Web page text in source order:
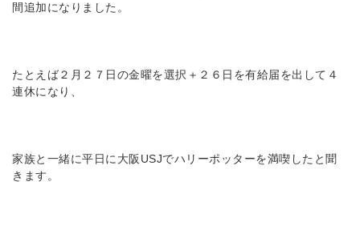
間追加になりました。
たとえば２月２７日の金曜を選択＋２６日を有給届を出して４
連休になり、
家族と一緒に平日に大阪USJでハリーポッターを満喫したと聞
きます。